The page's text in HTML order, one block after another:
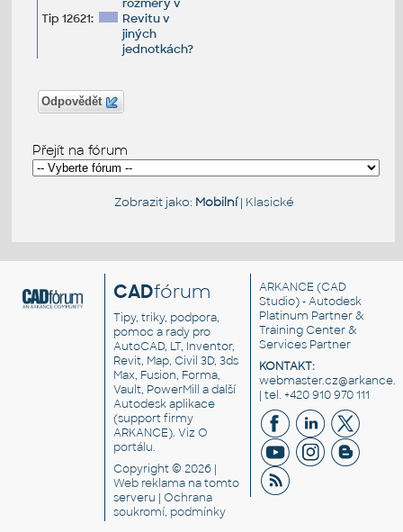
Tip 12621:
rozměry v
Revitu v
jiných
jednotkách?
Odpovědět
Přejít na fórum
Zobrazit jako: Mobilní| Klasické
CADfórum
Tipy, triky, podpora,
pomoc a rady pro
AutoCAD, LT, Inventor,
Revit, Map, Civil 3D, 3ds
Max, Fusion, Forma,
Vault, PowerMill a další
Autodesk aplikace
(support firmy
ARKANCE). VizO
portálu.
Copyright © 2026 |
Web reklama na tomto
serveru |Ochrana
soukromí, podmínky
ARKANCE (CAD
Studio) - Autodesk
Platinum Partner &
Training Center &
Services Partner
KONTAKT:
| tel. +420 910 970 111